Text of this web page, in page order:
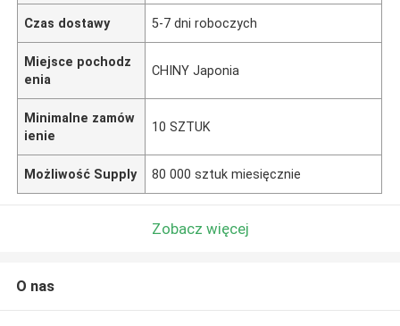
Czas dostawy 5-7 dni roboczych
Miejsce pochodz
enia
CHINY Japonia
Minimalne zamów
ienie
10 SZTUK
Możliwość Supply 80 000 sztuk miesięcznie
Zobacz więcej
O nas